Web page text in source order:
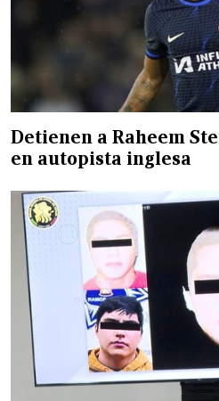
Detienen a Raheem
en autopista inglesa